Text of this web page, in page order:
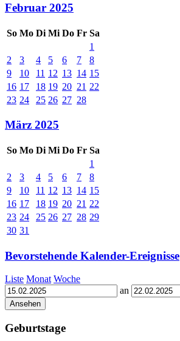
Februar 2025
So Mo Di Mi Do Fr Sa
1
2
3 4 5 6 7
8
9
10 11 12 13 14 15
16 17 18 19 20 21 22
23 24 25 26 27 28
März 2025
So Mo Di Mi Do Fr Sa
1
2
3 4 5 6 7
8
9
10 11 12 13 14 15
16 17 18 19 20 21 22
23 24 25 26 27 28 29
30 31
Bevorstehende Kalender-Ereignisse
Liste Monat Woche
an
Geburtstage